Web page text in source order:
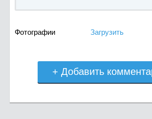
Фотографии Загрузить
+ Добавить